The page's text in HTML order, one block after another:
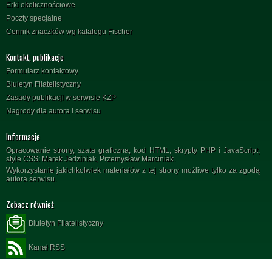
Erki okolicznościowe
Poczty specjalne
Cennik znaczków wg katalogu Fischer
Kontakt, publikacje
Formularz kontaktowy
Biuletyn Filatelistyczny
Zasady publikacji w serwisie KZP
Nagrody dla autora i serwisu
Informacje
Opracowanie strony, szata graficzna, kod HTML, skrypty PHP i JavaScript,
style CSS: Marek Jedziniak, Przemysław Marciniak.
Wykorzystanie jakichkolwiek materiałów z tej strony możliwe tylko za zgodą
autora serwisu.
Zobacz również
Biuletyn Filatelistyczny
Kanał RSS